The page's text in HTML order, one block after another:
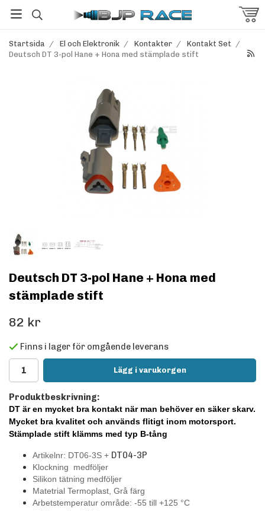
Startsida / El och Elektronik / Kontakter / Kontakt Set /
Deutsch DT 3-pol Hane + Hona med stämplade stift
Deutsch DT 3-pol Hane + Hona med
stämplade stift
82 kr
Finns i lager för omgående leverans
Lägg i varukorgen
Produktbeskrivning:
DT är en mycket bra kontakt när man behöver en säker skarv.
Mycket bra kvalitet och används flitigt inom motorsport.
Stämplade stift klämms med typ B-tång
Artikelnr: DT06-3S + DT04-3P
Klockning medföljer
Silikon tätning medföljer
Matetrial Termoplast, Grå färg
Arbetstemperatur område: -55 till +125 °C